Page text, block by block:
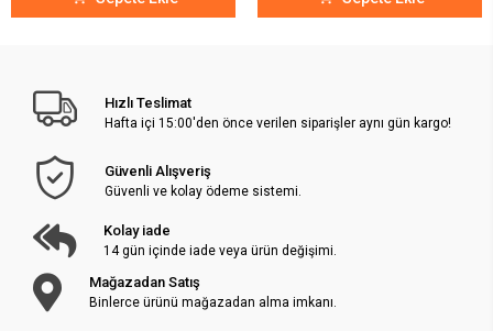
Hızlı Teslimat
Hafta içi 15:00'den önce verilen siparişler aynı gün kargo!
Güvenli Alışveriş
Güvenli ve kolay ödeme sistemi.
Kolay iade
14 gün içinde iade veya ürün değişimi.
Mağazadan Satış
Binlerce ürünü mağazadan alma imkanı.